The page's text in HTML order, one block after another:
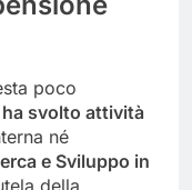
poco
svolto attività
né
e Sviluppo in
della